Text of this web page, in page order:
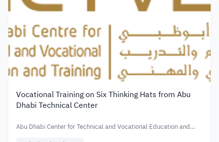
Vocational Training on Six Thinking Hats from Abu
Dhabi Technical Center
Abu Dhabi Center for Technical and Vocational Education and